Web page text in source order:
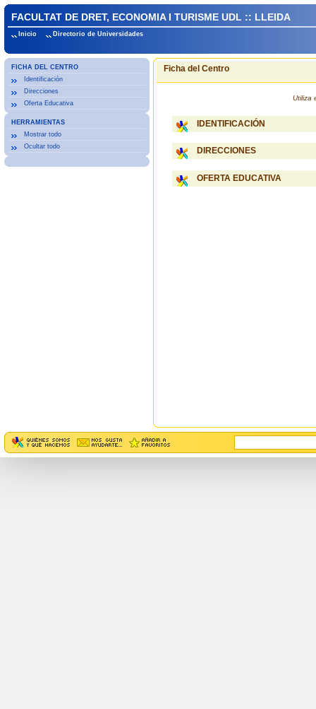
FACULTAT DE DRET, ECONOMIA I TURISME UDL :: LLEIDA
Inicio Directorio de Universidades
FICHA DEL CENTRO
Identificación
Direcciones
Oferta Educativa
HERRAMIENTAS
Mostrar todo
Ocultar todo
Ficha del Centro
Utiliza
IDENTIFICACIÓN
DIRECCIONES
OFERTA EDUCATIVA